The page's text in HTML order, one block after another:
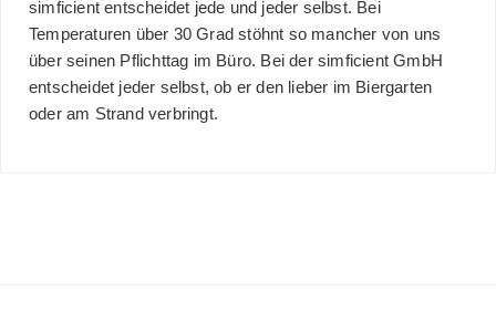
simficient entscheidet jede und jeder selbst. Bei
Temperaturen über 30 Grad stöhnt so mancher von uns
über seinen Pflichttag im Büro. Bei der simficient GmbH
entscheidet jeder selbst, ob er den lieber im Biergarten
oder am Strand verbringt.